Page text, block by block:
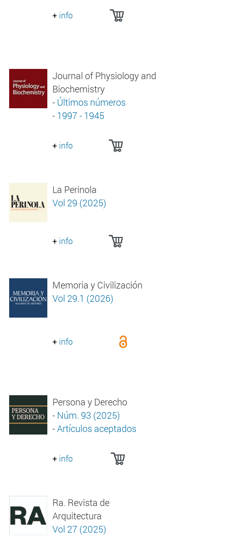
+ info
Journal of Physiology and
Biochemistry
- Últimos números
- 1997 - 1945
+ info
La Perinola
Vol 29 (2025)
+ info
Memoria y Civilización
Vol 29.1 (2026)
+ info
Persona y Derecho
- Núm. 93 (2025)
-Artículos aceptados
+ info
Ra. Revista de
Arquitectura
Vol 27 (2025)